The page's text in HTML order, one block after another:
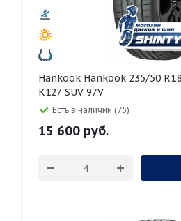
Hankook Hankook 235/50 R18 Ventus S1 Evo3
K127 SUV 97V
Есть в наличии (75)
15 600 руб.